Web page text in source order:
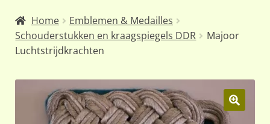
Klantfotos
Mijn Account
Home
Emblemen & Medailles
Schouderstukken en kraagspiegels DDR
Majoor
Luchtstrijdkrachten
🔍